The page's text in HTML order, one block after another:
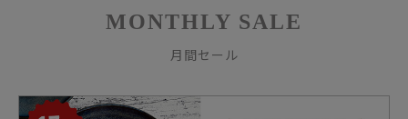
MONTHLY SALE
月間セール